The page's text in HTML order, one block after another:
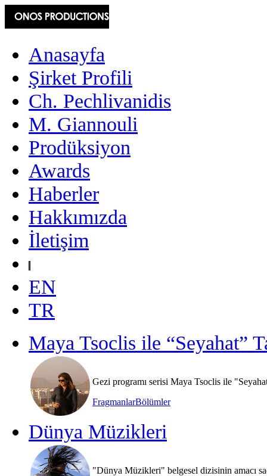
Anasayfa
Şirket Profili
Ch. Pechlivanidis
M. Giannouli
Prodüksiyon
Awards
Haberler
Hakkımızda
İletişim
EN
TR
Maya Tsoclis ile “Seyahat”
Gezi programı serisi Maya Tsoclis ile
FragmanlarBölümler
Dünya Müzikleri
"Dünya Müzikleri" belgesel dizisinin amacı